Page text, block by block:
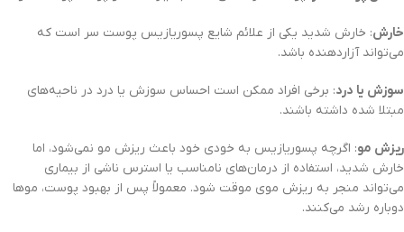
خارش: خارش شدید یکی از علائم شایع پسوریازیس پوست سر است که
می‌تواند آزاردهنده باشد.
سوزش یا درد: برخی افراد ممکن است احساس سوزش یا درد در ناحیه‌های
مبتلا شده داشته باشند.
ریزش مو: اگرچه پسوریازیس به خودی خود باعث ریزش مو نمی‌شود، اما
خارش شدید، استفاده از درمان‌های نامناسب یا استرس ناشی از بیماری
می‌تواند منجر به ریزش موی موقت شود. معمولاً پس از بهبود پوست، موها
دوباره رشد می‌کنند.